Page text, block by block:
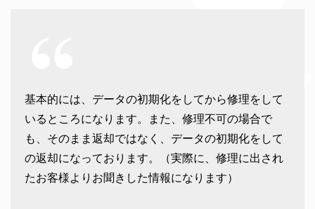
基本的には、データの初期化をしてから修理をして
いるところになります。また、修理不可の場合で
も、そのまま返却ではなく、データの初期化をして
の返却になっております。（実際に、修理に出され
たお客様よりお聞きした情報になります）